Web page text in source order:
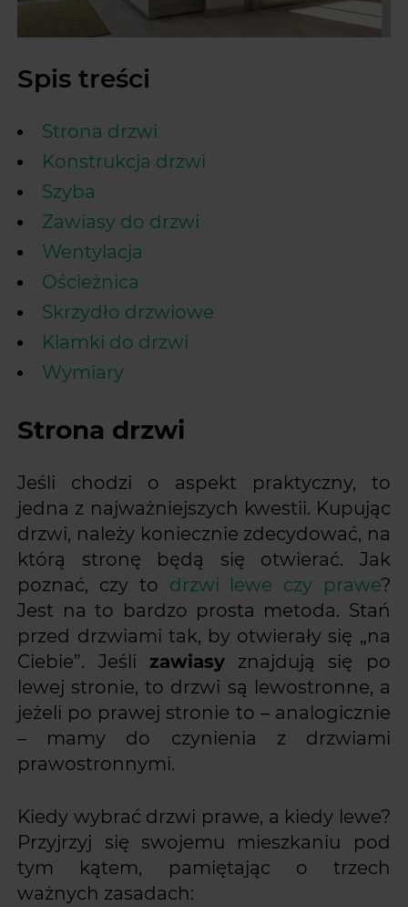
Spis treści
Strona drzwi
Konstrukcja drzwi
Szyba
Zawiasy do drzwi
Wentylacja
Ościeżnica
Skrzydło drzwiowe
Klamki do drzwi
Wymiary
Strona drzwi
Jeśli chodzi o aspekt praktyczny, to
jedna z najważniejszych kwestii. Kupując
drzwi, należy koniecznie zdecydować, na
którą stronę będą się otwierać. Jak
poznać, czy to drzwi lewe czy prawe?
Jest na to bardzo prosta metoda. Stań
przed drzwiami tak, by otwierały się „na
Ciebie”. Jeśli zawiasyznajdują się po
lewej stronie, to drzwi są lewostronne, a
jeżeli po prawej stronie to – analogicznie
– mamy do czynienia z drzwiami
prawostronnymi.
Kiedy wybrać drzwi prawe, a kiedy lewe?
Przyjrzyj się swojemu mieszkaniu pod
tym kątem, pamiętając o trzech
ważnych zasadach: